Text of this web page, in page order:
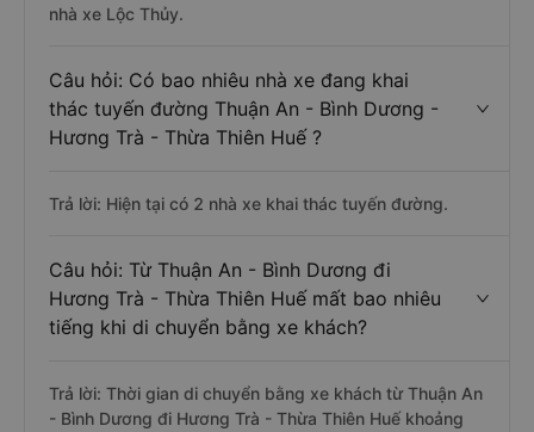
nhà xe Lộc Thủy.
Câu hỏi: Có bao nhiêu nhà xe đang khai
thác tuyến đường Thuận An - Bình Dương -
Hương Trà - Thừa Thiên Huế ?
Trả lời: Hiện tại có 2 nhà xe khai thác tuyến đường.
Câu hỏi: Từ Thuận An - Bình Dương đi
Hương Trà - Thừa Thiên Huế mất bao nhiêu
tiếng khi di chuyển bằng xe khách?
Trả lời: Thời gian di chuyển bằng xe khách từ Thuận An
- Bình Dương đi Hương Trà - Thừa Thiên Huế khoảng